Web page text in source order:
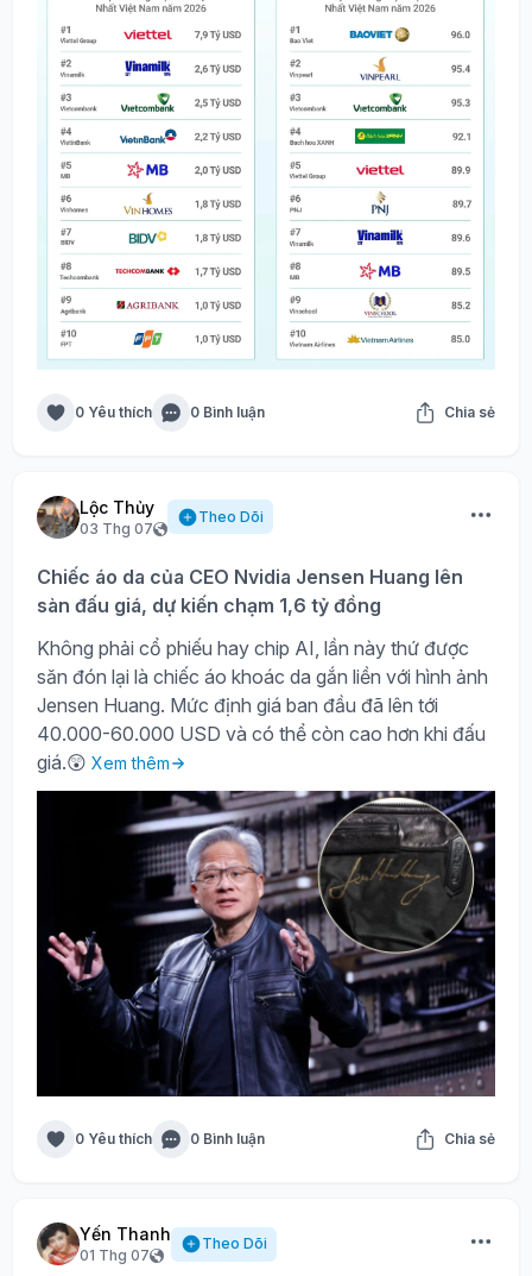
0 Yêu thích 0 Bình luận Chia sẻ
Lộc Thủy
03 Thg 07
Theo Dõi
Chiếc áo da của CEO Nvidia Jensen Huang lên
sàn đấu giá, dự kiến chạm 1,6 tỷ đồng
Không phải cổ phiếu hay chip AI, lần này thứ được
săn đón lại là chiếc áo khoác da gắn liền với hình ảnh
Jensen Huang. Mức định giá ban đầu đã lên tới
40.000-60.000 USD và có thể còn cao hơn khi đấu
giá.😲 Xem thêm
0 Yêu thích 0 Bình luận Chia sẻ
Yến Thanh
01 Thg 07
Theo Dõi